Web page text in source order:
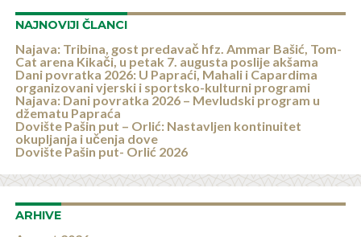
NAJNOVIJI ČLANCI
Najava: Tribina, gost predavač hfz. Ammar Bašić, Tom-
Cat arena Kikači, u petak 7. augusta poslije akšama
Dani povratka 2026: U Papraći, Mahali i Capardima
organizovani vjerski i sportsko-kulturni programi
Najava: Dani povratka 2026 – Mevludski program u
džematu Papraća
Dovište Pašin put – Orlić: Nastavljen kontinuitet
okupljanja i učenja dove
Dovište Pašin put- Orlić 2026
ARHIVE